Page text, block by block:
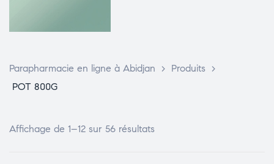
Parapharmacie en ligne à Abidjan > Produits
>
POT 800G
Affichage de 1–12 sur 56 résultats